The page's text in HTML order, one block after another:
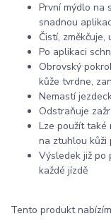
První mýdlo na
snadnou
Čistí,
Po aplikaci
Obrovský
kůže tvrdne,
Nemastí
Odstraňuje
Lze použít také
na ztuhlou kůži
Výsledek již po
každé jízdě
Tento produkt